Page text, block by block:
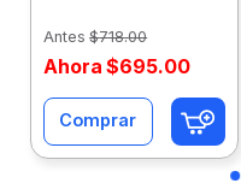
Antes $718.00
Ahora $695.00
Comprar